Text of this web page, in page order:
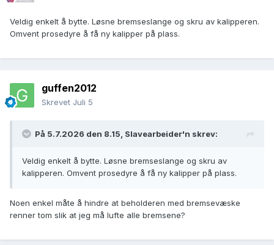
Veldig enkelt å bytte. Løsne bremseslange og skru av kalipperen.
Omvent prosedyre å få ny kalipper på plass.
guffen2012
Skrevet Juli 5
På 5.7.2026 den 8.15, Slavearbeider'n skrev:
Veldig enkelt å bytte. Løsne bremseslange og skru av
kalipperen. Omvent prosedyre å få ny kalipper på plass.
Noen enkel måte å hindre at beholderen med bremsevæske
renner tom slik at jeg må lufte alle bremsene?